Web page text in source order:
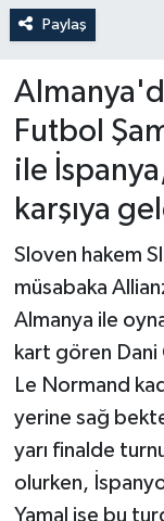
Paylaş
Futbol
ile
karşıya
Sloven hakem
müsabaka
Almanya ile
kart gören Dani
Le Normand
yerine sağ
yarı finalde
olurken,
Yamal ise bu